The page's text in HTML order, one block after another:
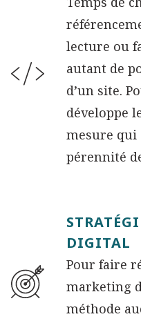
lecture ou
autant de
d’un site.
développe
mesure qui
pérennité
DIGITAL
Pour faire
marketing
méthode